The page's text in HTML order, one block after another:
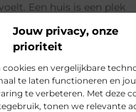
Jouw privacy, onze
prioriteit
en vergelijkbare
te laten functioneren en
te verbeteren. Met deze
tonen we relevante
Een huis is een plek